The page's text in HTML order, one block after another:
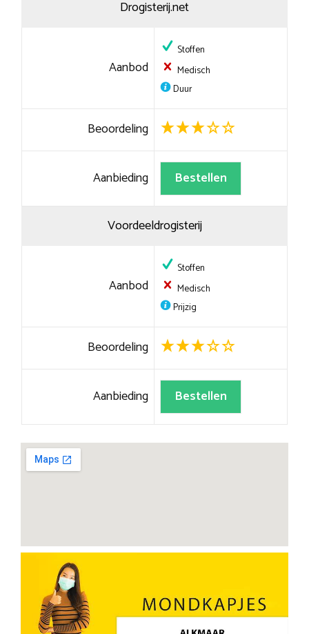
Drogisterij.net
Aanbod
Stoffen
Medisch
Duur
Beoordeling
Aanbieding Bestellen
Voordeeldrogisterij
Aanbod
Stoffen
Medisch
Prijzig
Beoordeling
Aanbieding Bestellen